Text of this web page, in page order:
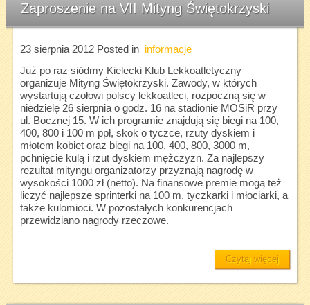
Zaproszenie na VII Mityng Świętokrzyski
23 sierpnia 2012Posted in informacje
Już po raz siódmy Kielecki Klub Lekkoatletyczny
organizuje Mityng Świętokrzyski. Zawody, w których
wystartują czołowi polscy lekkoatleci, rozpoczną się w
niedzielę 26 sierpnia o godz. 16 na stadionie MOSiR przy
ul. Bocznej 15. W ich programie znajdują się biegi na 100,
400, 800 i 100 m ppł, skok o tyczce, rzuty dyskiem i
młotem kobiet oraz biegi na 100, 400, 800, 3000 m,
pchnięcie kulą i rzut dyskiem mężczyzn. Za najlepszy
rezultat mityngu organizatorzy przyznają nagrodę w
wysokości 1000 zł (netto). Na finansowe premie mogą też
liczyć najlepsze sprinterki na 100 m, tyczkarki i młociarki, a
także kulomioci. W pozostałych konkurencjach
przewidziano nagrody rzeczowe.
Czytaj więcej